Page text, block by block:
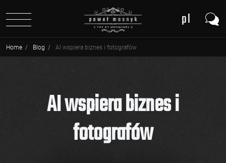
pl
en
Home Blog AI wspiera biznes i fotografów
AI wspiera biznes i
fotografów